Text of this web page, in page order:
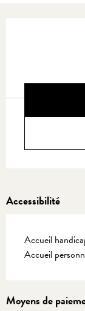
Accessibilité
Accueil
Accueil
Moyens de